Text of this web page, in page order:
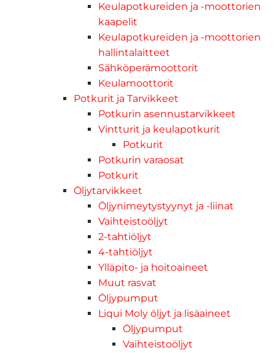
Keulapotkureiden ja -moottorien
kaapelit
Keulapotkureiden ja -moottorien
hallintalaitteet
Sähköperämoottorit
Keulamoottorit
Potkurit ja Tarvikkeet
Potkurin asennustarvikkeet
Vintturit ja keulapotkurit
Potkurit
Potkurin varaosat
Potkurit
Öljytarvikkeet
Öljynimeytystyynyt ja -liinat
Vaihteistoöljyt
2-tahtiöljyt
4-tahtiöljyt
Ylläpito- ja hoitoaineet
Muut rasvat
Öljypumput
Liqui Moly öljyt ja lisäaineet
Öljypumput
Vaihteistoöljyt